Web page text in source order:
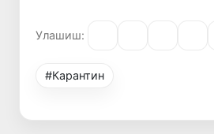
Улашиш:
#Карантин